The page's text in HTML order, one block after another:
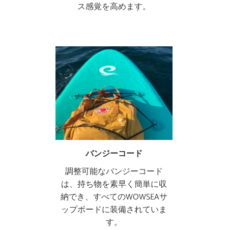
ス感覚を高めます。
バンジーコード
調整可能なバンジーコード
は、持ち物を素早く簡単に収
納でき、すべてのWOWSEAサ
ップボードに装備されていま
す。